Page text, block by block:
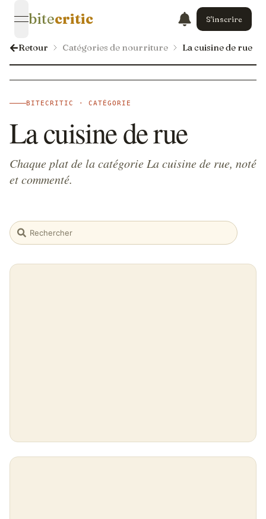
open navigation menu
bitecritic S'inscrire
Retour Catégories de nourriture La cuisine de rue
BITECRITIC · CATÉGORIE
La cuisine de rue
Chaque plat de la catégorie La cuisine de rue, noté
et commenté.